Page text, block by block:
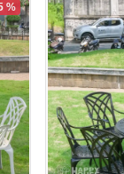
%